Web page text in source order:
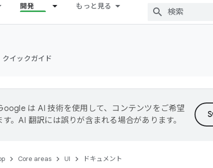
開発 もっと見る
クイックガイド
は AI 技術を使用して、コンテンツをご希望
。AI 翻訳には誤りが含まれる場合があります。
Core areas UI ドキュメント